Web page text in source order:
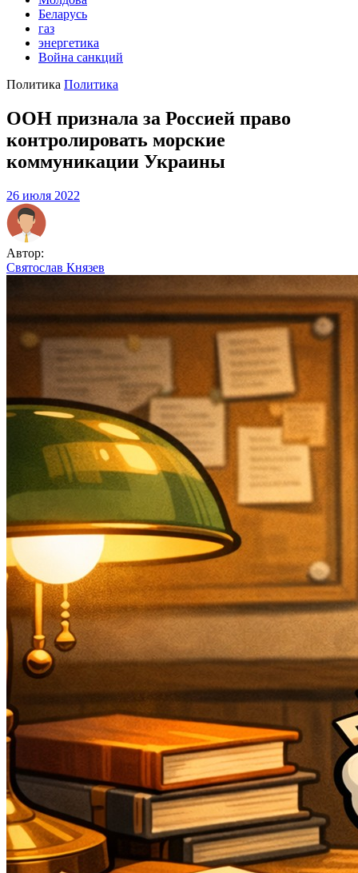
Беларусь
газ
энергетика
Война санкций
Политика Политика
ООН признала за Россией право
контролировать морские
коммуникации Украины
26 июля 2022
Автор:
Святослав Князев